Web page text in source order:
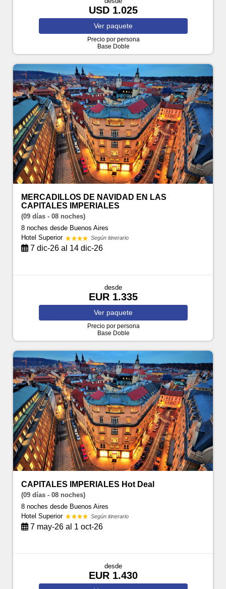
USD 1.025
Ver paquete
Precio por persona
Base Doble
MERCADILLOS DE NAVIDAD EN LAS
CAPITALES IMPERIALES
(09 días - 08 noches)
8 nochesdesde Buenos Aires
Hotel Superior
Según itinerario
7 dic-26 al 14 dic-26
desde
EUR 1.335
Ver paquete
Precio por persona
Base Doble
CAPITALES IMPERIALES Hot Deal
(09 días - 08 noches)
8 nochesdesde Buenos Aires
Hotel Superior
Según itinerario
7 may-26 al 1 oct-26
desde
EUR 1.430